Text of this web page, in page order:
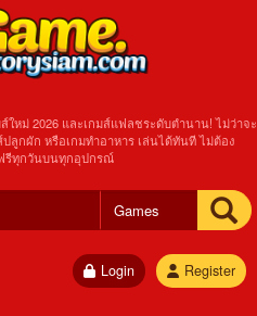
ใหม่ 2026 และเกมส์แฟลชระดับตำนาน! ไม่ว่าจะ
ปลูกผัก หรือเกมทำอาหาร เล่นได้ทันที ไม่ต้อง
รีทุกวันบนทุกอุปกรณ์
Register
Login